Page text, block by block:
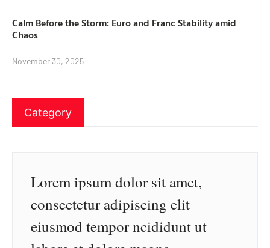
Calm Before the Storm: Euro and Franc Stability amid
Chaos
November 30, 2025
Category
Lorem ipsum dolor sit amet,
consectetur adipiscing elit
eiusmod tempor ncididunt ut